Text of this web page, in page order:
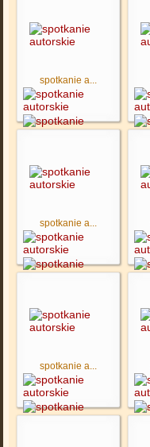
spotkanie a...
spotkanie a...
spotkanie a...